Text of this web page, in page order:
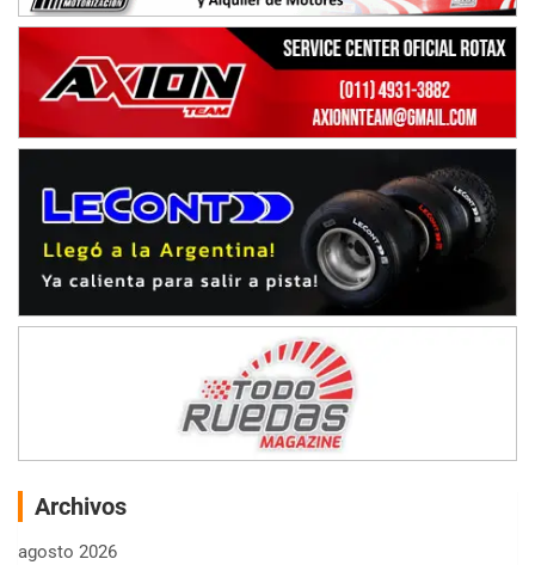
Archivos
agosto 2026